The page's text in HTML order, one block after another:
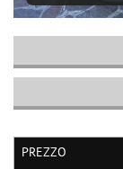
PREZZO